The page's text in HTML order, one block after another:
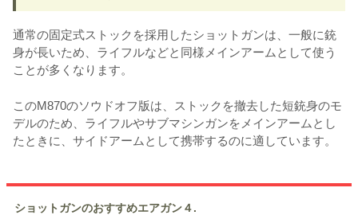
通常の固定式ストックを採用したショットガンは、一般に銃
身が長いため、ライフルなどと同様メインアームとして使う
ことが多くなります。
このM870のソウドオフ版は、ストックを撤去した短銃身のモ
デルのため、ライフルやサブマシンガンをメインアームとし
たときに、サイドアームとして携帯するのに適しています。
ショットガンのおすすめエアガン４.